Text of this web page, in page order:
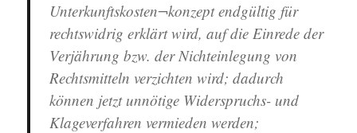
Unterkunftskosten¬konzept endgültig für
rechtswidrig erklärt wird, auf die Einrede der
Verjährung bzw. der Nichteinlegung von
Rechtsmitteln verzichten wird; dadurch
können jetzt unnötige Widerspruchs- und
Klageverfahren vermieden werden;